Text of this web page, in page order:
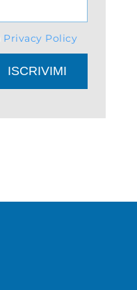
Privacy Policy
ISCRIVIMI